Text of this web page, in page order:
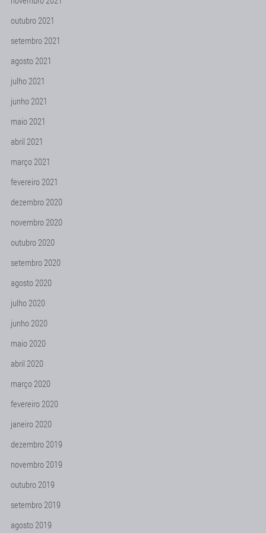
outubro 2021
setembro 2021
agosto 2021
julho 2021
junho 2021
maio 2021
abril 2021
março 2021
fevereiro 2021
dezembro 2020
novembro 2020
outubro 2020
setembro 2020
agosto 2020
julho 2020
junho 2020
maio 2020
abril 2020
março 2020
fevereiro 2020
janeiro 2020
dezembro 2019
novembro 2019
outubro 2019
setembro 2019
agosto 2019